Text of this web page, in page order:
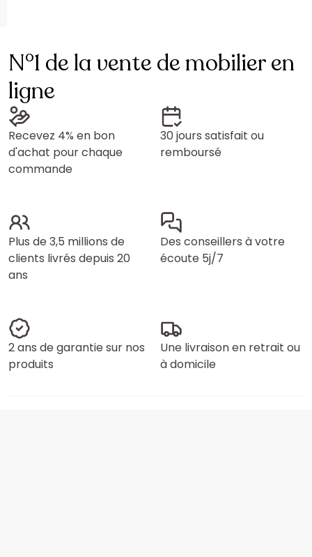
N°1 de la vente de mobilier en
ligne
Recevez 4% en bon
d'achat pour chaque
commande
30 jours satisfait ou
remboursé
Plus de 3,5 millions de
clients livrés depuis 20
ans
Des conseillers à votre
écoute 5j/7
2 ans de garantie sur nos
produits
Une livraison en retrait ou
à domicile